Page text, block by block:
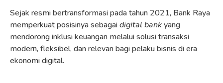
Sejak resmi bertransformasi pada tahun 2021, Bank Raya
memperkuat posisinya sebagaidigital bankyang
mendorong inklusi keuangan melalui solusi transaksi
modern, fleksibel, dan relevan bagi pelaku bisnis di era
ekonomi digital.